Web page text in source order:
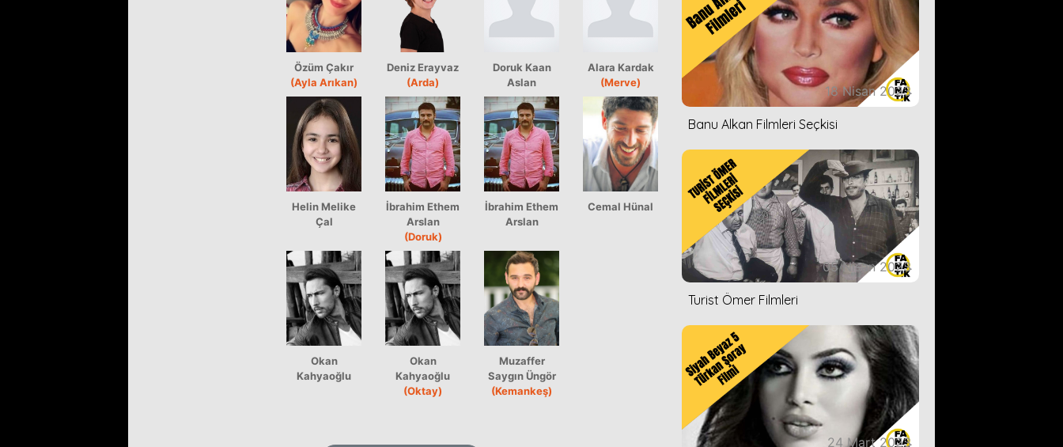
Özüm Çakır
(Ayla Arıkan)
Deniz Erayvaz
(Arda)
Doruk Kaan
Aslan
Alara Kardak
(Merve)
Helin Melike
Çal
İbrahim Ethem
Arslan
(Doruk)
İbrahim Ethem
Arslan
Cemal Hünal
Okan
Kahyaoğlu
Okan
Kahyaoğlu
(Oktay)
Muzaffer
Saygın Üngör
(Kemankeş)
18 Nisan 2023
Banu Alkan Filmleri Seçkisi
05 Nisan 2023
Turist Ömer Filmleri
24 Mart 2023